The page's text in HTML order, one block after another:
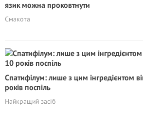
язик можна проковтнути
Смакота
Спатифілум: лише з цим інгредієнтом
років поспіль
Найкращий засіб